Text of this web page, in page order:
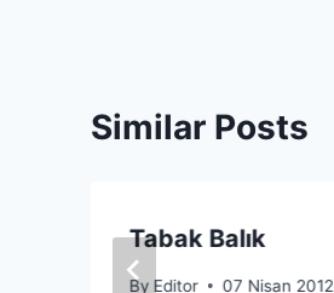
Similar Posts
Tabak Balık
By Editor 07 Nisan 2012